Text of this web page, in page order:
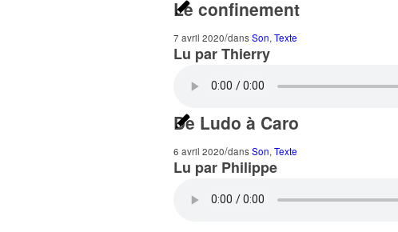
Le confinement
7 avril 2020/dansSon, Texte
Lu par Thierry
De Ludo à Caro
6 avril 2020/dansSon, Texte
Lu par Philippe